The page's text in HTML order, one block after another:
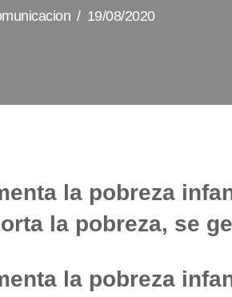
19/08/2020
la pobreza
la pobreza, se
la pobreza